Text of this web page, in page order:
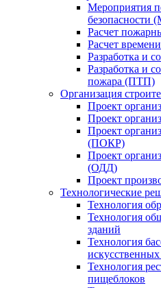
Мероприятия
Расчет
Расчет
Разработка и
Разработка и
пожара (ПТП)
Организация
Проект
Проект
Проект
(ПОКР)
Проект
(ОДД)
Проект
Технологические
Технология
Технология
зданий
Технология
Технология
пищеблоков